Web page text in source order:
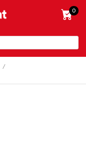
0
/